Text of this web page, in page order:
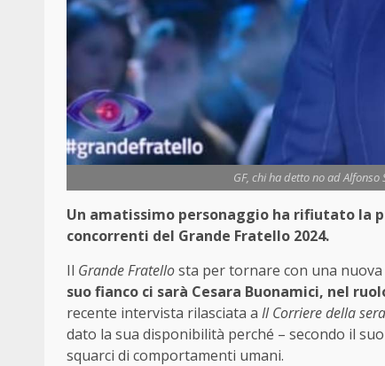
GF, chi ha detto no ad
Un amatissimo personaggio ha rifiutato la
concorrenti del Grande Fratello 2024.
Il Grande Fratellosta per tornare con una nuova
suo fianco ci sarà Cesara Buonamici, nel
recente intervista rilasciata a Il Corriere della
dato la sua disponibilità perché – secondo il
squarci di comportamenti umani.